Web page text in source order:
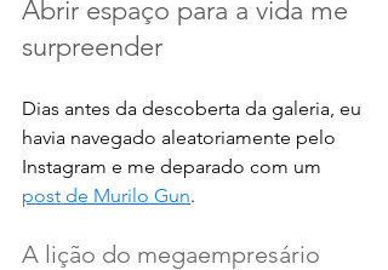
Abrir espaço para a vida me
surpreender
Dias antes da descoberta da galeria, eu
havia navegado aleatoriamente pelo
Instagram e me deparado com um
post de Murilo Gun.
A lição do megaempresário